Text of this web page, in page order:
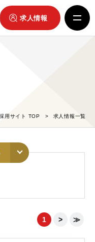
求人情報
用サイト TOP 求人情報一覧
1 > ≫